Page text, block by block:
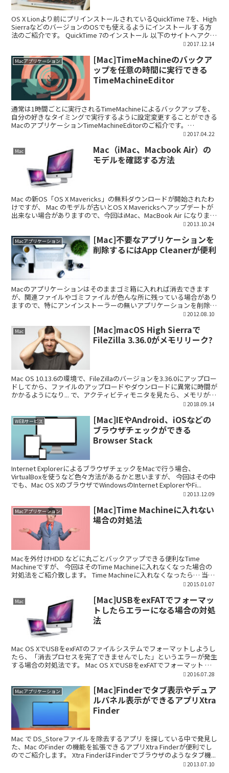
OS X Lionより前にプリインストールされているQuickTime 7を、High
SierraなどのバージョンのOSでも使えるようにインストールする方
法のご紹介です。 QuickTime 7のインストール 以下のサイトへアクセ
2017.12.14
Macアプリケーション
[Mac]TimeMachineのバックア
ップを任意の時間に実行できる
TimeMachineEditor
通常は1時間ごとに実行されるTimeMachineによるバックアップを、
自分の好きなタイミングで実行するように設定変更することができる
MacのアプリケーションTimeMachineEditorのご紹介です。
2017.04.22
Mac
Mac（iMac、Macbook Air）の
モデルを確認する方法
Mac の新OS「OS X Mavericks」の無料ダウンロードが開始されたわ
けですが、 Mac のモデルが古いとOS X Mavericksへアップデートが
出来ない場合がありますので、今回はiMac、MacBook Air になります
2013.10.24
Macアプリケーション
[Mac]不要なアプリケーションを
削除するにはApp Cleanerが便利
Macのアプリケーションはそのままゴミ箱に入れれば消去できます
が、関連ファイルやゴミファイルが色んな所に残っている場合があり
ますので、特にアンインストーラーの無いアプリケーションを削除す
2012.08.10
Mac
[Mac]macOS High Sierraで
FileZilla 3.36.0がメモリリーク?
Mac OS 10.13.6の環境で、FileZillaのバージョンを3.36.0にアップロー
ドしてから、ファイルのアップロードやダウンロードに異常に時間が
かかるようになり... で、アクティビティモニタを見たら、メモリがす
2018.09.14
WEBサービス
[Mac]IEやAndroid、iOSなどの
ブラウザチェックができる
Browser Stack
Internet ExplorerによるブラウザチェックをMacで行う場合、
VirtualBoxを使うなど色々方法があるかと思いますが、 今回はその中
でも、Mac OS XのブラウザでWindowsのInternet ExplorerやFi...
2013.12.09
Macアプリケーション
[Mac]Time Machineに入れない
場合の対処法
Macを外付けHDD などに丸ごとバックアップできる便利なTime
Machineですが、 今回はそのTime Machineに入れなくなった場合の
対処法をご紹介致します。 Time Machineに入れなくなったら… 当方
2015.01.07
Mac
[Mac]USBをexFATでフォーマッ
トしたらエラーになる場合の対処
法
Mac OS XでUSBをexFATのファイルシステムでフォーマットしようし
たら、「消去プロセスを完了できませんでした」というエラーが発生
する場合の対処法です。 Mac OS XでUSBをexFATでフォーマット フ
2016.07.28
Macアプリケーション
[Mac]Finderでタブ表示やデュア
ルパネル表示ができるアプリXtra
Finder
Mac で DS_Storeファイルを除去するアプリ を探している中で発見し
た、Mac のFinder の機能を拡張できるアプリXtra Finderが便利でし
のでご紹介します。 Xtra FinderはFinderでブラウザのようなタブ機...
2013.07.10